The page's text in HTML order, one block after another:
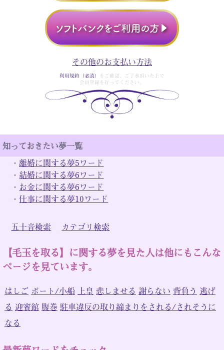
その他のお支払い方法
利用規約（必読）
をご確認、ご了承頂いた上で
会員登録を行ってください。
知っておきたい夢一覧
・ 離婚に関する夢5ワード
・ 結婚に関する夢6ワード
・ お金に関する夢6ワード
・仕事に関する夢10ワード
五十音検索 カテゴリ検索
【毛玉を取る】に関する夢を見た人は他にもこんな
ページを見ています。
はしご ボート/小船 上皇 悲しませる 謝らない 背負う 逃げ
る 迎賓館 腹巻 駐車違反の取り締まりをされる/されそうに
なる